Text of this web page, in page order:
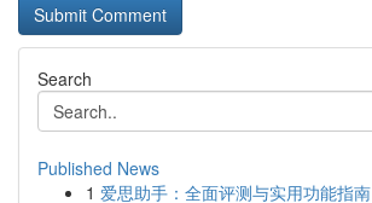
Search
Published News
1 爱思助手：全面评测与实用功能指南